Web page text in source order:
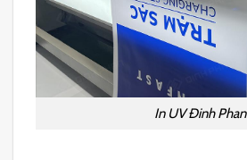
In UV Đinh Phan